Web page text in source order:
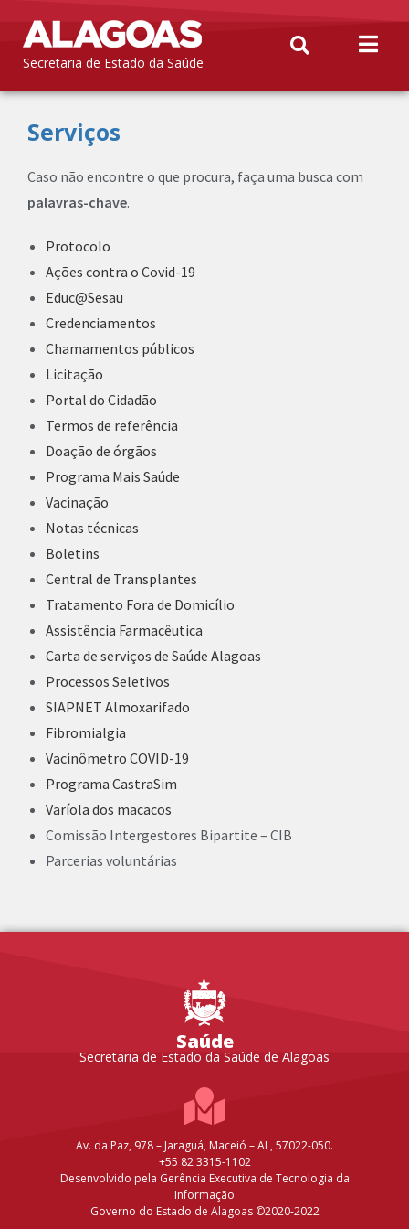
Secretaria de Estado da Saúde
Serviços
Caso não encontre o que procura, faça uma busca com
palavras-chave.
Protocolo
Ações contra o Covid-19
Educ@Sesau
Credenciamentos
Chamamentos públicos
Licitação
Portal do Cidadão
Termos de referência
Doação de órgãos
Programa Mais Saúde
Vacinação
Notas técnicas
Boletins
Central de Transplantes
Tratamento Fora de Domicílio
Assistência Farmacêutica
Carta de serviços de Saúde Alagoas
Processos Seletivos
SIAPNET Almoxarifado
Fibromialgia
Vacinômetro COVID-19
Programa CastraSim
Varíola dos macacos
Comissão Intergestores Bipartite – CIB
Parcerias voluntárias
Saúde
Secretaria de Estado da Saúde de Alagoas
Av. da Paz, 978 – Jaraguá, Maceió – AL, 57022-050.
+55 82 3315-1102
Desenvolvido pela Gerência Executiva de Tecnologia da
Informação
Governo do Estado de Alagoas ©2020-2022